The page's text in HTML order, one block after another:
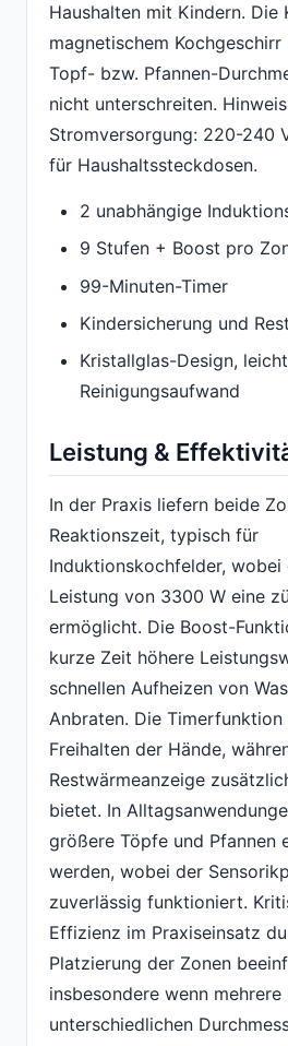
Haushalten mit Kindern.
magnetischem
Topf- bzw. Pfannen-
nicht unterschreiten.
Stromversorgung: 220-240
für Haushaltssteckdosen.
2 unabhängige
9 Stufen + Boost pro
99-Minuten-Timer
Kindersicherung und
Kristallglas-Design,
Reinigungsaufwand
Leistung &
In der Praxis liefern beide
Reaktionszeit, typisch für
Induktionskochfelder,
Leistung von 3300 W eine
ermöglicht. Die Boost-
kurze Zeit höhere
schnellen Aufheizen von
Anbraten. Die
Freihalten der Hände,
Restwärmeanzeige
bietet. In
größere Töpfe und Pfannen
werden, wobei der
zuverlässig funktioniert.
Effizienz im Praxiseinsatz
Platzierung der Zonen
insbesondere wenn mehrere
unterschiedlichen